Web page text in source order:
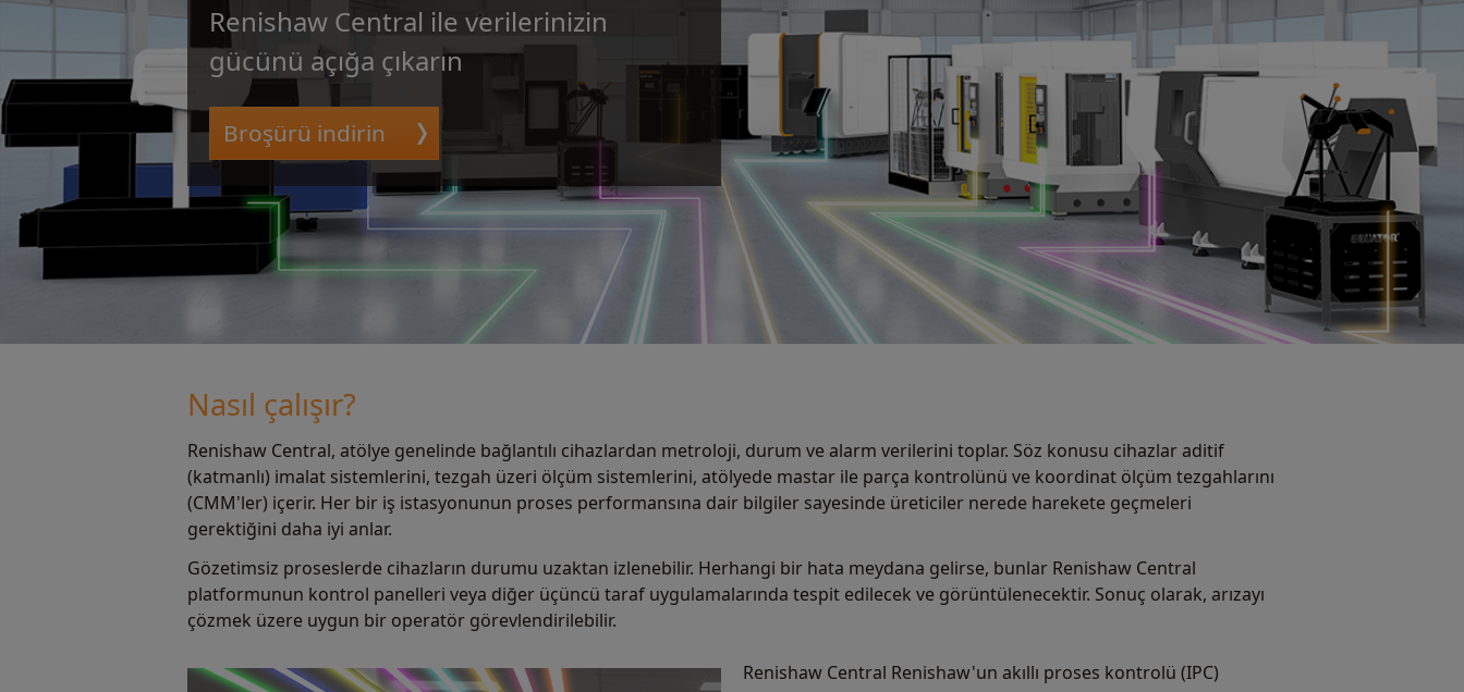
Renishaw Central ile verilerinizin
gücünü açığa çıkarın
Broşürü indirin
Nasıl çalışır?
Renishaw Central, atölye genelinde bağlantılı cihazlardan metroloji, durum ve alarm verilerini toplar. Söz konusu cihazlar aditif
(katmanlı) imalat sistemlerini, tezgah üzeri ölçüm sistemlerini, atölyede mastar ile parça kontrolünü ve koordinat ölçüm tezgahlarını
(CMM'ler) içerir. Her bir iş istasyonunun proses performansına dair bilgiler sayesinde üreticiler nerede harekete geçmeleri
gerektiğini daha iyi anlar.
Gözetimsiz proseslerde cihazların durumu uzaktan izlenebilir. Herhangi bir hata meydana gelirse, bunlar Renishaw Central
platformunun kontrol panelleri veya diğer üçüncü taraf uygulamalarında tespit edilecek ve görüntülenecektir. Sonuç olarak, arızayı
çözmek üzere uygun bir operatör görevlendirilebilir.
Renishaw Central Renishaw'un akıllı proses kontrolü (IPC)